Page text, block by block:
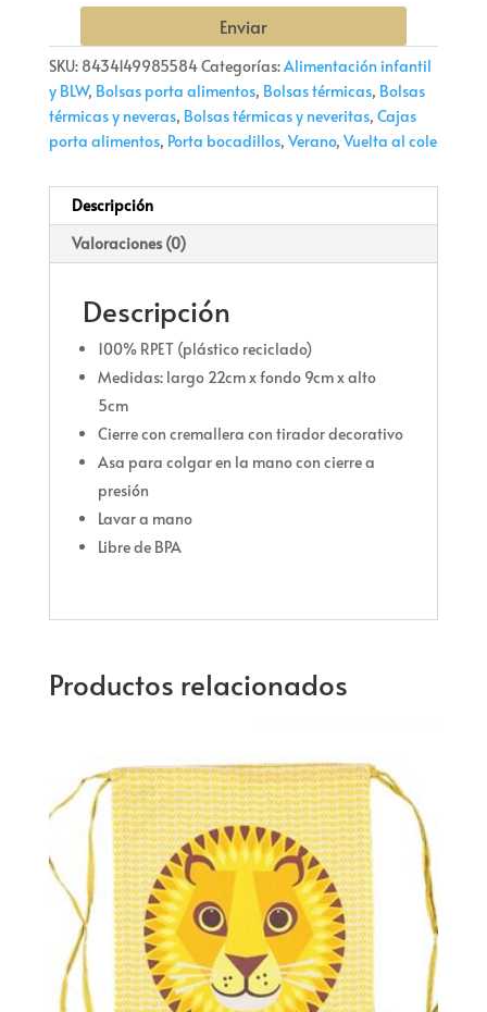
Enviar
SKU: 8434149985584Categorías:Alimentación infantil
y BLW, Bolsas porta alimentos, Bolsas térmicas, Bolsas
térmicas y neveras, Bolsas térmicas y neveritas, Cajas
porta alimentos, Porta bocadillos, Verano, Vuelta al cole
Descripción
Valoraciones (0)
Descripción
100% RPET (plástico reciclado)
Medidas: largo 22cm x fondo 9cm x alto
5cm
Cierre con cremallera con tirador decorativo
Asa para colgar en la mano con cierre a
presión
Lavar a mano
Libre de BPA
Productos relacionados